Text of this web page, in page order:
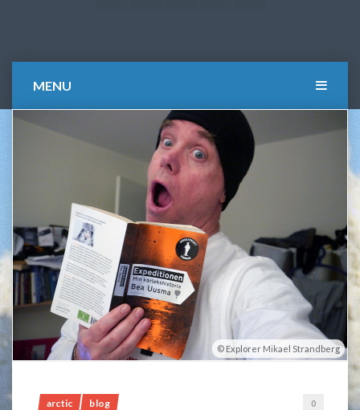
MENU
Explorer Mikael Strandberg
arctic blog 0